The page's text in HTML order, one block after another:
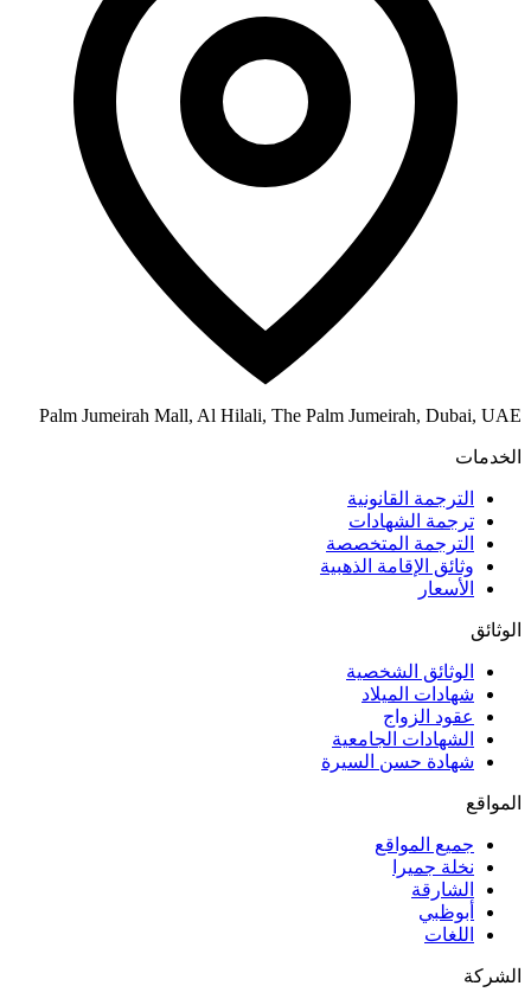
Palm Jumeirah Mall, Al Hilali, The Palm Jumeirah, Dubai, UAE
الخدمات
الترجمة القانونية
ترجمة الشهادات
الترجمة المتخصصة
وثائق الإقامة الذهبية
الأسعار
الوثائق
الوثائق الشخصية
شهادات الميلاد
عقود الزواج
الشهادات الجامعية
شهادة حسن السيرة
المواقع
جميع المواقع
نخلة جميرا
الشارقة
أبوظبي
اللغات
الشركة